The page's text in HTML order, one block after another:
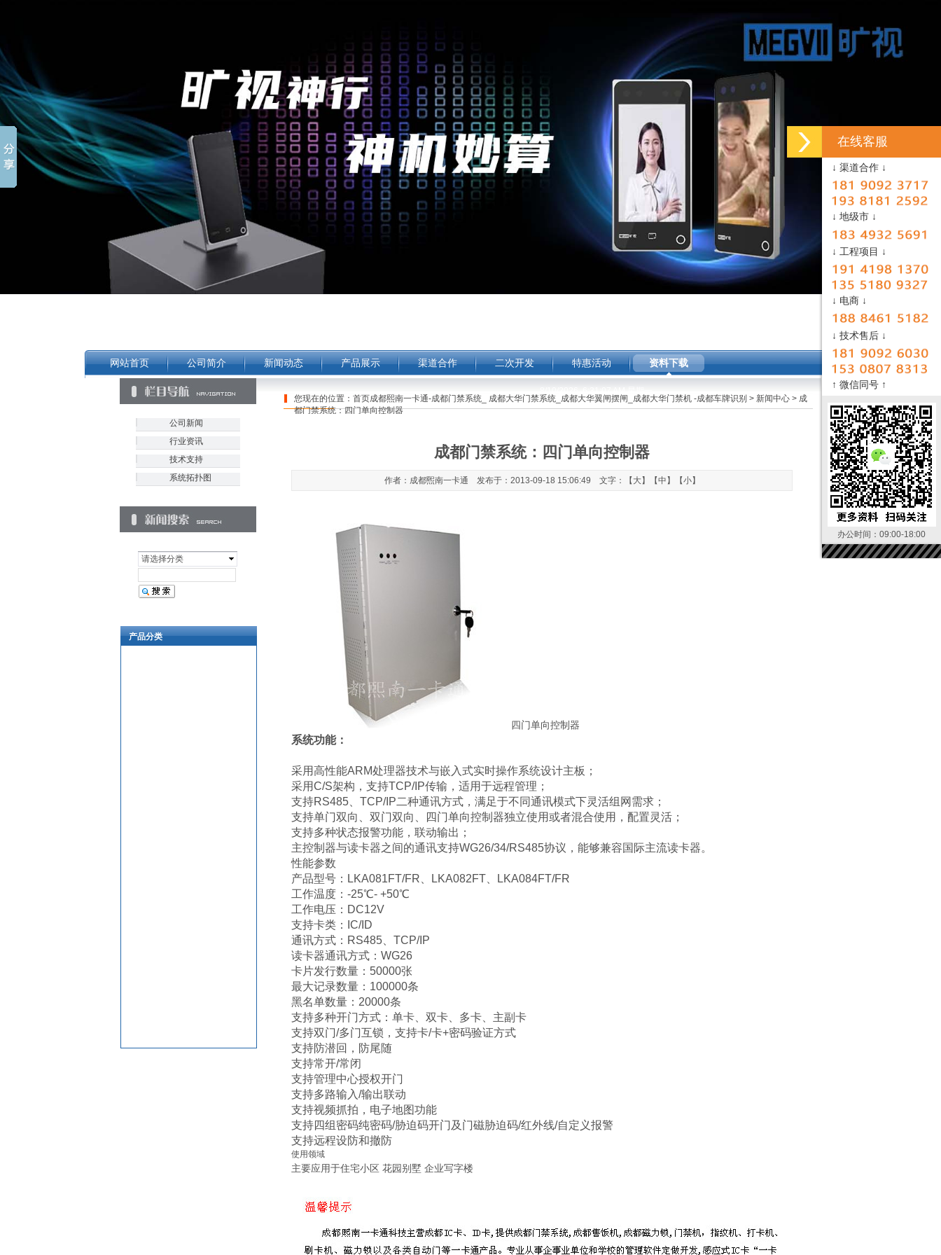
在线客服
↓ 渠道合作 ↓
↓ 地级市 ↓
↓ 工程项目 ↓
↓ 电商 ↓
↓ 技术售后 ↓
↑ 微信同号 ↑
办公时间：09:00-18:00
网站首页 公司简介 新闻动态 产品展示 渠道合作 二次开发 特惠活动 资料下载
您现在的位置： 首页成都熙南一卡通-成都门禁系统_ 成都大华门禁系统_成都大华翼闸摆闸_成都大华门禁机 -成都车牌识别 > 新闻中心 > 成
都门禁系统：四门单向控制器
请选择分类
公司新闻
行业资讯
技术支持
系统拓扑图
成都门禁系统：四门单向控制器
作者：成都煕南一卡通 发布于：2013-09-18 15:06:49 文字：【 大】【中 】【小】
四门单向控制器
系统功能：
采用高性能ARM处理器技术与嵌入式实时操作系统设计主板；
采用C/S架构，支持TCP/IP传输，适用于远程管理；
支持RS485、TCP/IP二种通讯方式，满足于不同通讯模式下灵活组网需求；
支持单门双向、双门双向、四门单向控制器独立使用或者混合使用，配置灵活；
支持多种状态报警功能，联动输出；
主控制器与读卡器之间的通讯支持WG26/34/RS485协议，能够兼容国际主流读卡器。
性能参数
产品型号：LKA081FT/FR、LKA082FT、LKA084FT/FR
工作温度：-25℃- +50℃
工作电压：DC12V
支持卡类：IC/ID
通讯方式：RS485、TCP/IP
读卡器通讯方式：WG26
卡片发行数量：50000张
最大记录数量：100000条
黑名单数量：20000条
支持多种开门方式：单卡、双卡、多卡、主副卡
支持双门/多门互锁，支持卡/卡+密码验证方式
支持防潜回，防尾随
支持常开/常闭
支持管理中心授权开门
支持多路输入/输出联动
支持视频抓拍，电子地图功能
支持四组密码纯密码/胁迫码开门及门磁胁迫码/红外线/自定义报警
支持远程设防和撤防
使用领域
主要应用于住宅小区 花园别墅 企业写字楼
产品分类